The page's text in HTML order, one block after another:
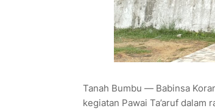
Tanah Bumbu — Babinsa
kegiatan Pawai Ta’aruf